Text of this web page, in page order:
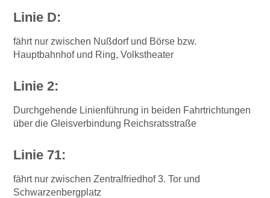
Linie D:
fährt nur zwischen Nußdorf und Börse bzw.
Hauptbahnhof und Ring, Volkstheater
Linie 2:
Durchgehende Linienführung in beiden Fahrtrichtungen
über die Gleisverbindung Reichsratsstraße
Linie 71:
fährt nur zwischen Zentralfriedhof 3. Tor und
Schwarzenbergplatz